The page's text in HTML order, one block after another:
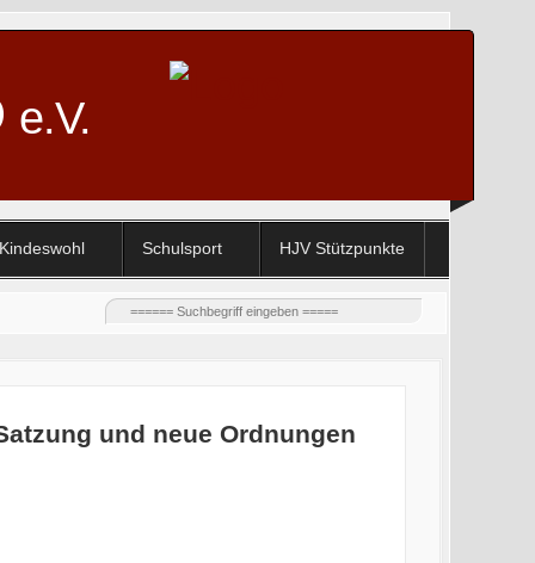
e.V.
Kindeswohl Schulsport HJV Stützpunkte
und neue Ordnungen